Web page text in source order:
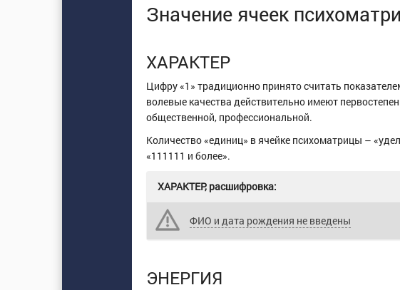
Значение ячеек
ХАРАКТЕР
Цифру «1» традиционно принято считать
волевые качества действительно имеют
общественной, профессиональной.
Количество «единиц» в ячейке психоматрицы –
«111111 и более».
ХАРАКТЕР, расшифровка:
ФИО и дата рождения не введены
ЭНЕРГИЯ